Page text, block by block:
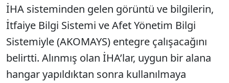
İHA sisteminden gelen görüntü ve bilgilerin,
İtfaiye Bilgi Sistemi ve Afet Yönetim Bilgi
Sistemiyle (AKOMAYS) entegre çalışacağını
belirtti. Alınmış olan İHA’lar, uygun bir alana
hangar yapıldıktan sonra kullanılmaya